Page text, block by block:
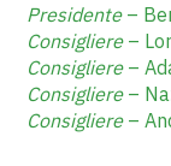
Presidente–
Consigliere–
Consigliere–
Consigliere–
Consigliere–